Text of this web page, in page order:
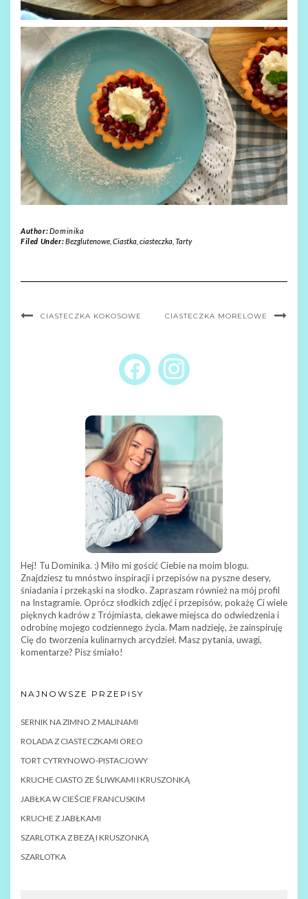
Author:Dominika
Filed Under:Bezglutenowe, Ciastka, ciasteczka Tarty
CIASTECZKA KOKOSOWE CIASTECZKA MORELOWE
FACEBOOKINSTAGRAM
Hej! Tu Dominika. :) Miło mi gościć Ciebie na moim blogu.
Znajdziesz tu mnóstwo inspiracji i przepisów na pyszne desery,
śniadania i przekąski na słodko. Zapraszam również na mój profil
na Instagramie. Oprócz słodkich zdjęć i przepisów, pokażę Ci wiele
pięknych kadrów z Trójmiasta, ciekawe miejsca do odwiedzenia i
odrobinę mojego codziennego życia. Mam nadzieję, że zainspiruję
Cię do tworzenia kulinarnych arcydzieł. Masz pytania, uwagi,
komentarze? Pisz śmiało!
NAJNOWSZE PRZEPISY
SERNIK NA ZIMNO Z MALINAMI
ROLADA Z CIASTECZKAMI OREO
TORT CYTRYNOWO-PISTACJOWY
KRUCHE CIASTO ZE ŚLIWKAMI I KRUSZONKĄ
JABŁKA W CIEŚCIE FRANCUSKIM
KRUCHE Z JABŁKAMI
SZARLOTKA Z BEZĄ I KRUSZONKĄ
SZARLOTKA